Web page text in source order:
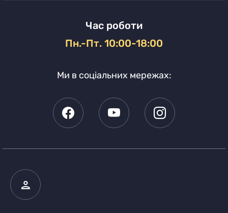
Час роботи
Пн.-Пт. 10:00-18:00
Ми в соціальних мережах: